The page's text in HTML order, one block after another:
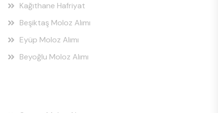
Kağıthane Hafriyat
Beşiktaş Moloz Alımı
Eyüp Moloz Alımı
Beyoğlu Moloz Alımı